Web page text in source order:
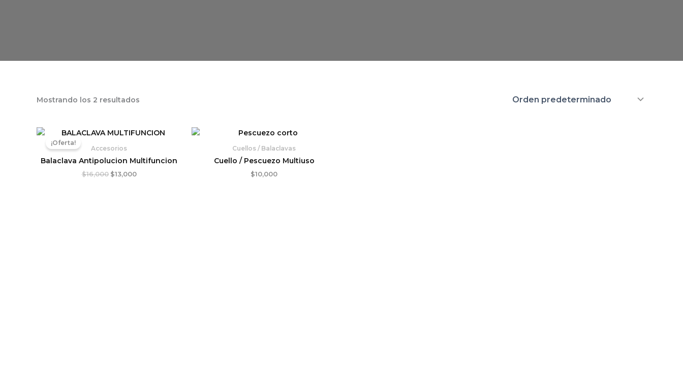
Mostrando los 2 resultados
¡Oferta!
Accesorios
Balaclava Antipolucion Multifuncion
$16,000
El
original
$16,000.
$13,000
El
$13,000.
Cuellos / Balaclavas
Cuello / Pescuezo Multiuso
$10,000